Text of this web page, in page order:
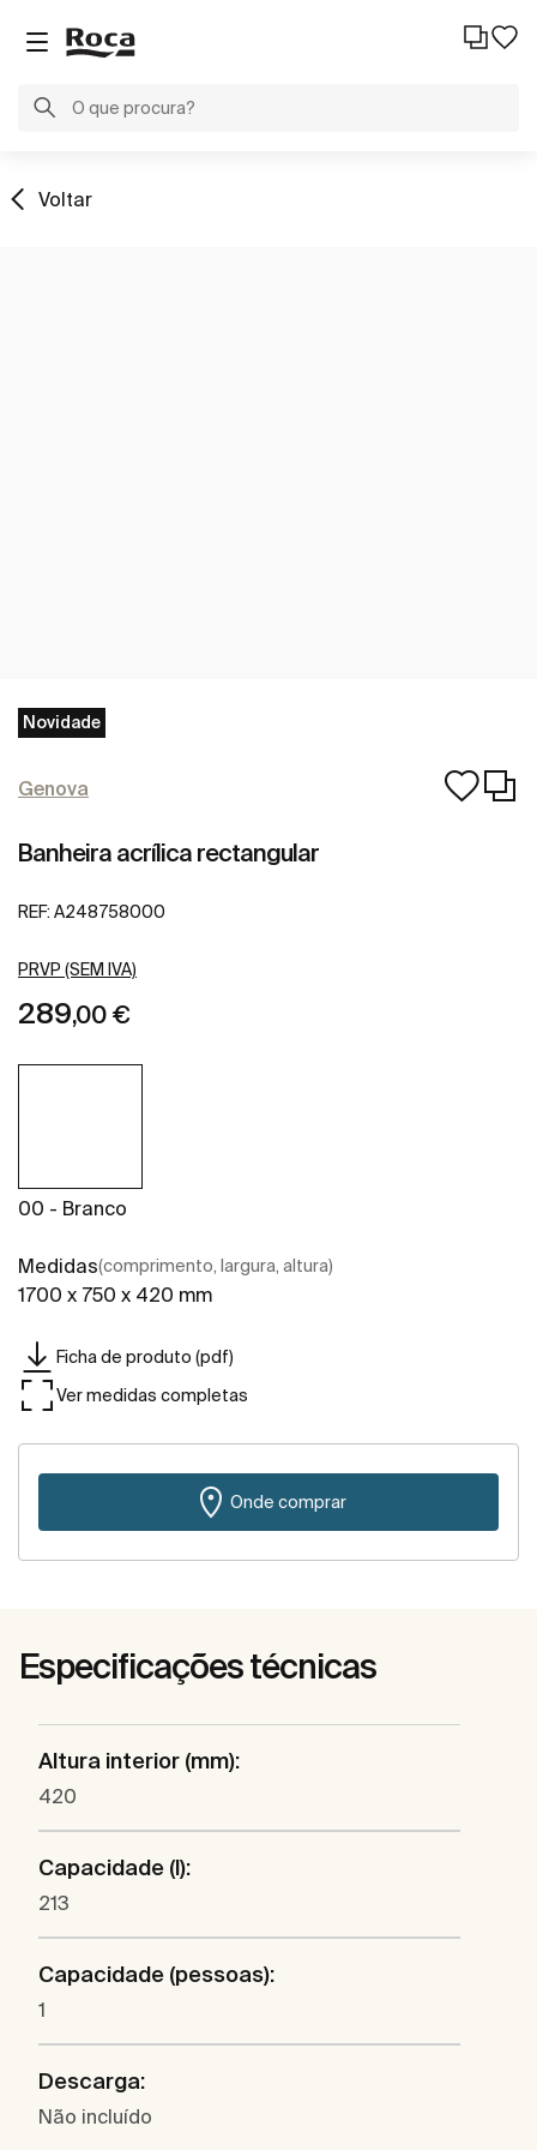
Voltar
Novidade
Genova
Banheira acrílica rectangular
REF: A248758000
PRVP (SEM IVA)
289,00 €
00 - Branco
Medidas(comprimento, largura, altura)
1700 x 750 x 420 mm
Ficha de produto (pdf)
Ver medidas completas
Onde comprar
Especificações técnicas
Altura interior (mm):
420
Capacidade (l):
213
Capacidade (pessoas):
1
Descarga:
Não incluído